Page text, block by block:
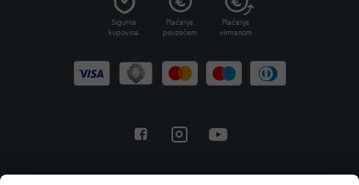
Sigurna
kupovina
Plaćanje
pouzećem
Plaćanje
virmanom